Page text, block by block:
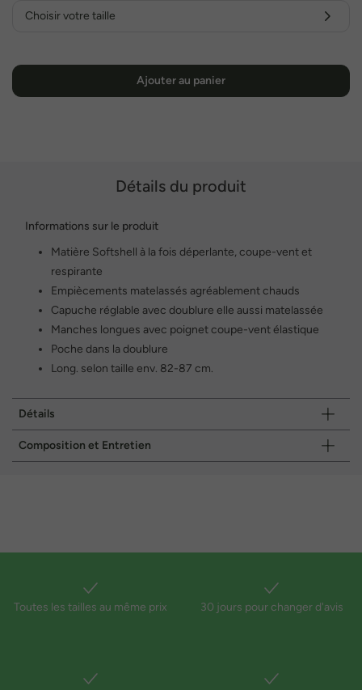
Choisir votre taille
Ajouter au panier
Détails du produit
Informations sur le produit
Matière Softshell à la fois déperlante, coupe-vent et
respirante
Empiècements matelassés agréablement chauds
Capuche réglable avec doublure elle aussi matelassée
Manches longues avec poignet coupe-vent élastique
Poche dans la doublure
Long. selon taille env. 82-87 cm.
Détails
Composition et Entretien
Toutes les tailles au même prix 30 jours pour changer d'avis